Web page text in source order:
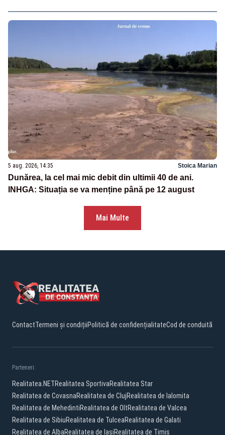
5 aug. 2026, 14:35 Stoica Marian
Dunărea, la cel mai mic debit din ultimii 40 de ani.
INHGA: Situația se va menține până pe 12 august
Mai Multe
ContactTermeni și condițiiPolitică de confidențialitateCod de conduită
Parteneri:
Realitatea.NETRealitatea SportivaRealitatea Star
Realitatea de CovasnaRealitatea de ClujRealitatea de Ialomita
Realitatea de MehedintiRealitatea de OltRealitatea de Valcea
Realitatea de SibiuRealitatea de TulceaRealitatea de Galati
Realitatea de AlbaRealitatea de IasiRealitatea de Timis